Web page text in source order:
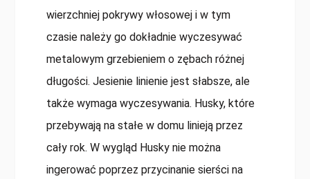
wierzchniej pokrywy włosowej i w tym
czasie należy go dokładnie wyczesywać
metalowym grzebieniem o zębach różnej
długości. Jesienie linienie jest słabsze, ale
także wymaga wyczesywania. Husky, które
przebywają na stałe w domu linieją przez
cały rok. W wygląd Husky nie można
ingerować poprzez przycinanie sierści na